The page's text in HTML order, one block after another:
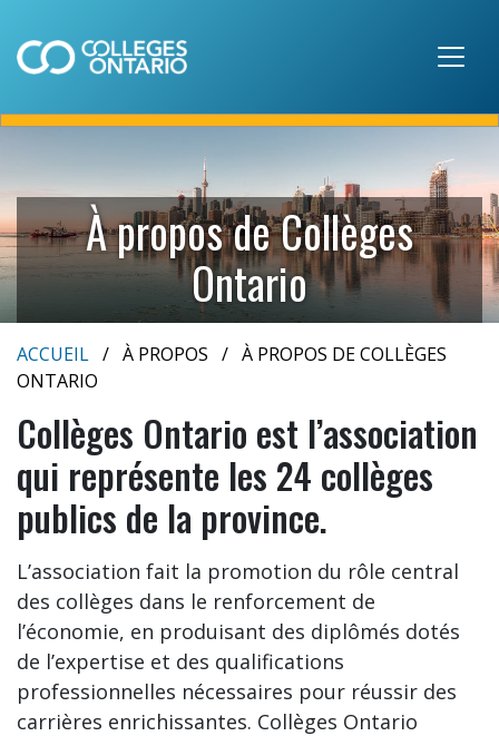
À propos de Collèges
Ontario
ACCUEIL À PROPOS
À PROPOS DE COLLÈGES
ONTARIO
Collèges Ontario est l’association
qui représente les 24 collèges
publics de la province.
L’association fait la promotion du rôle central
des collèges dans le renforcement de
l’économie, en produisant des diplômés dotés
de l’expertise et des qualifications
professionnelles nécessaires pour réussir des
carrières enrichissantes. Collèges Ontario